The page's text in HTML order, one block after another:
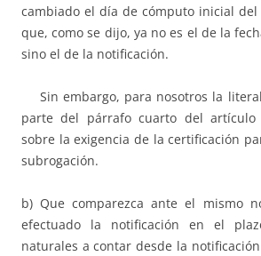
cambiado el día de cómputo inicial
que, como se dijo, ya no es el de la
sino el de la notificación.
Sin embargo, para nosotros la
parte del párrafo cuarto del
sobre la exigencia de la certificación
subrogación.
b) Que comparezca ante el mismo
efectuado la notificación en el
naturales a contar desde la